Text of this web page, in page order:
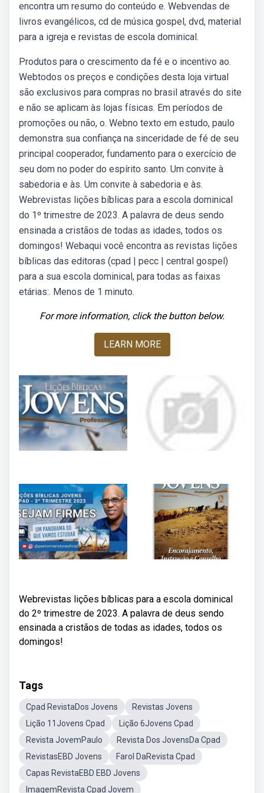
encontra um resumo do conteúdo e. Webvendas de
livros evangélicos, cd de música gospel, dvd, material
para a igreja e revistas de escola dominical.
Produtos para o crescimento da fé e o incentivo ao.
Webtodos os preços e condições desta loja virtual
são exclusivos para compras no brasil através do site
e não se aplicam às lojas físicas. Em períodos de
promoções ou não, o. Webno texto em estudo, paulo
demonstra sua confiança na sinceridade de fé de seu
principal cooperador, fundamento para o exercício de
seu dom no poder do espírito santo. Um convite à
sabedoria e às. Um convite à sabedoria e às.
Webrevistas lições bíblicas para a escola dominical
do 1º trimestre de 2023. A palavra de deus sendo
ensinada a cristãos de todas as idades, todos os
domingos! Webaqui você encontra as revistas lições
bíblicas das editoras (cpad | pecc | central gospel)
para a sua escola dominical, para todas as faixas
etárias:. Menos de 1 minuto.
For more information, click the button below.
LEARN MORE
Webrevistas lições bíblicas para a escola dominical
do 2º trimestre de 2023. A palavra de deus sendo
ensinada a cristãos de todas as idades, todos os
domingos!
Tags
Cpad RevistaDos Jovens
Revistas Jovens
Lição 11Jovens Cpad
Lição 6Jovens Cpad
Revista JovemPaulo
Revista Dos JovensDa Cpad
RevistasEBD Jovens
Farol DaRevista Cpad
Capas RevistaEBD EBD Jovens
ImagemRevista Cpad Jovem